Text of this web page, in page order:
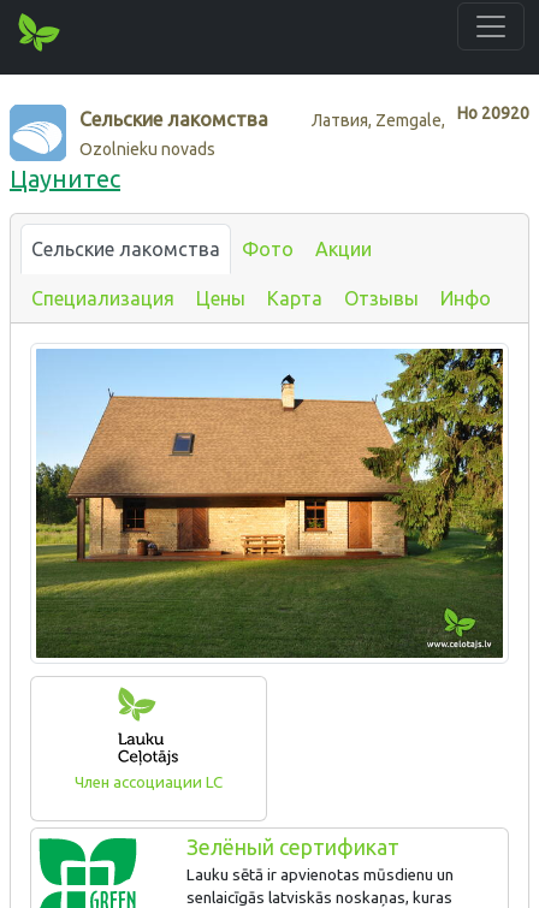
Нo 20920
Сельские лакомства
Латвия, Zemgale,
Ozolnieku novads
Цаунитес
Сельские лакомства Фото Акции
Специализация Цены Карта Отзывы Инфо
Член ассоциации LC
Зелёный сертификат
Lauku sētā ir apvienotas mūsdienu un
senlaicīgās latviskās noskaņas, kuras